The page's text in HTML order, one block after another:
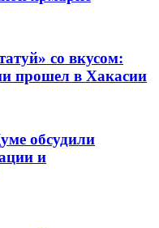
со вкусом:
прошел в Хакасии
обсудили
и